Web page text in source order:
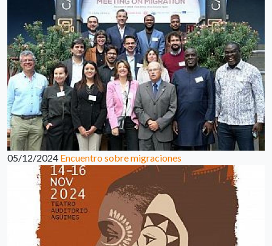
05/12/2024 Encuentro sobre migraciones